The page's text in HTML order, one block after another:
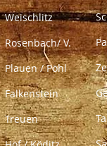
Weischlitz
Rosenbach/ V.
Plauen / Pöhl
Falkenstein
Treuen